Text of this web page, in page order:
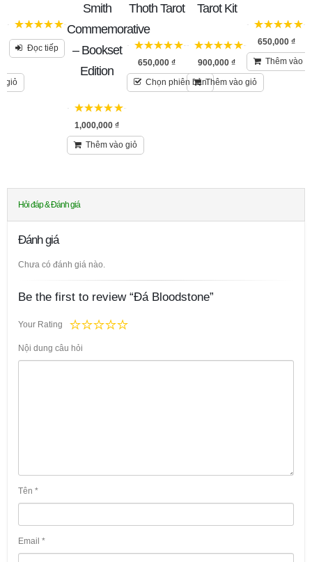
giỏ
Đọc tiếp
Smith
Commemorative
– Bookset
Edition
trên 5
1,000,000 ₫
Thêm vào giỏ
Thoth Tarot
trên 5
650,000 ₫
Chọn phiên bản
Tarot Kit
trên 5
900,000 ₫
Thêm vào giỏ
trên 5
650,000 ₫
Thêm vào
Hỏi đáp & Đánh giá
Đánh giá
Chưa có đánh giá nào.
Be the first to review “Đá Bloodstone”
Your Rating
Nội dung câu hỏi
Tên *
Email *